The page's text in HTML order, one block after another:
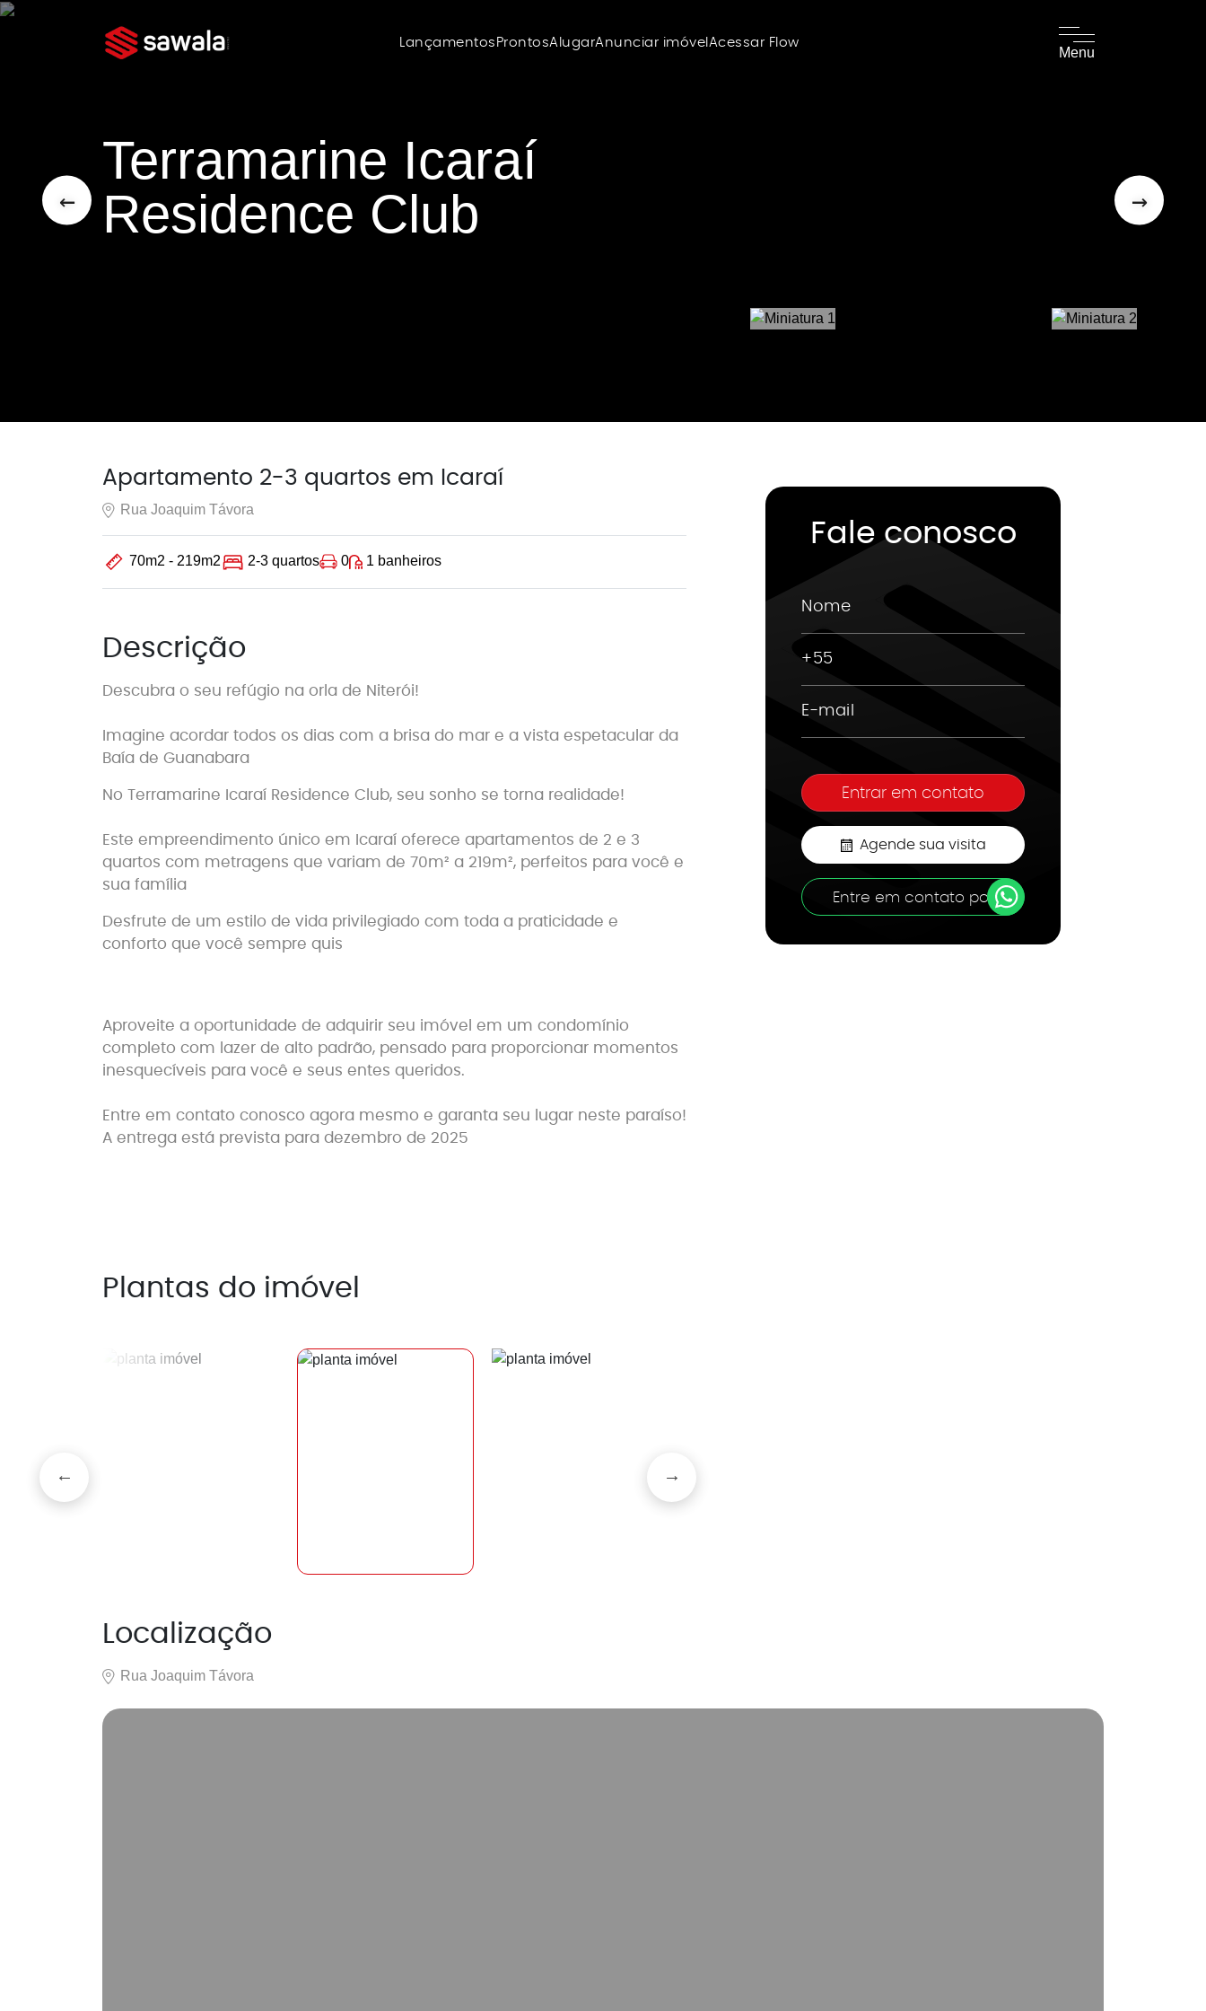
Lançamentos ProntosAlugarAnunciar imóvel Acessar Flow
Menu
← →
Terramarine Icaraí
Residence Club
Apartamento 2-3 quartos em Icaraí
Rua Joaquim Távora
70m2 - 219m2 2-3 quartos 0 1 banheiros
Descrição
Descubra o seu refúgio na orla de Niterói!
Imagine acordar todos os dias com a brisa do mar e a vista espetacular da
Baía de Guanabara
No Terramarine Icaraí Residence Club, seu sonho se torna realidade!
Este empreendimento único em Icaraí oferece apartamentos de 2 e 3
quartos com metragens que variam de 70m² a 219m², perfeitos para você e
sua família
Desfrute de um estilo de vida privilegiado com toda a praticidade e
conforto que você sempre quis
Aproveite a oportunidade de adquirir seu imóvel em um condomínio
completo com lazer de alto padrão, pensado para proporcionar momentos
inesquecíveis para você e seus entes queridos.
Entre em contato conosco agora mesmo e garanta seu lugar neste paraíso!
A entrega está prevista para dezembro de 2025
Fale conosco
Agende sua visita
Entre em contato por
Plantas do imóvel
Localização
Rua Joaquim Távora